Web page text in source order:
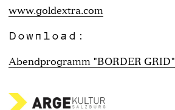
www.goldextra.com
Download:
Abendprogramm "BORDER GRID"